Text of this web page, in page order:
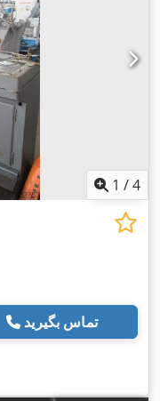
1 /4
تماس بگیرید